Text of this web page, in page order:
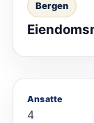
Bergen
Ansatte
4